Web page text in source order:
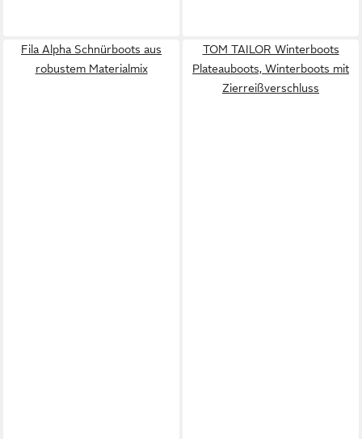
Fila Alpha Schnürboots aus
robustem Materialmix
TOM TAILOR Winterboots
Plateauboots, Winterboots mit
Zierreißverschluss